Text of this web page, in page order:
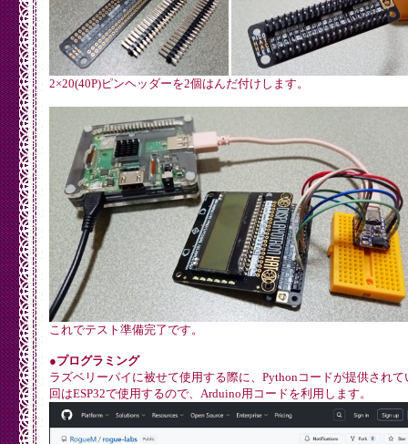
2×20(40P)ピンヘッダーを2個はんだ付けします。
これでテスト準備完了です。
●プログラミング
ラズベリーパイに被せて使用する際に、Pythonコードが提供されて
回はESP32で使用するので、Arduino用コードを利用します。